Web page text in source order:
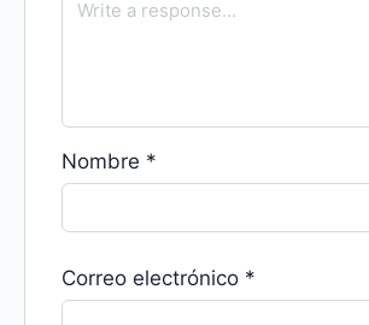
Nombre *
Correo electrónico *